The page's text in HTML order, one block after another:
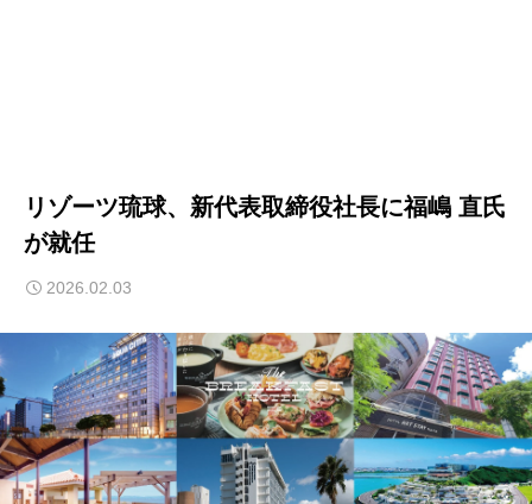
リゾーツ琉球、新代表取締役社長に福嶋 直氏
が就任
2026.02.03